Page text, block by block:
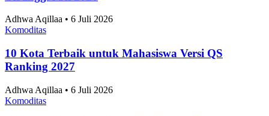
Alifia Ayu Fitriana • 6 Juli 2026
Komoditas
Perkembangan Jumlah Mahasiswa Baru di
Indonesia 2019-2025
Alifia Ayu Fitriana • 6 Juli 2026
Komoditas